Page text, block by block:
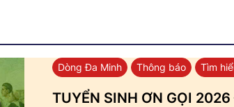
Dòng Đa Minh Thông báo Tìm
TUYỂN SINH ƠN GỌI 2026